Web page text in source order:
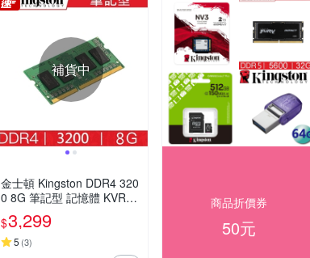
補貨中
金士頓 Kingston DDR4 320
0 8G 筆記型 記憶體 KVR32
S22S6/8
$3,299
5 (3)
商品折價券
50元